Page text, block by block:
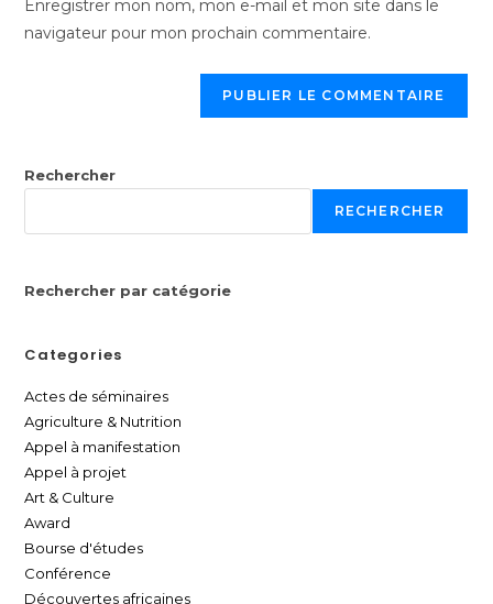
Enregistrer mon nom, mon e-mail et mon site dans le
navigateur pour mon prochain commentaire.
Rechercher
RECHERCHER
Rechercher par catégorie
Categories
Actes de séminaires
Agriculture & Nutrition
Appel à manifestation
Appel à projet
Art & Culture
Award
Bourse d'études
Conférence
Découvertes africaines